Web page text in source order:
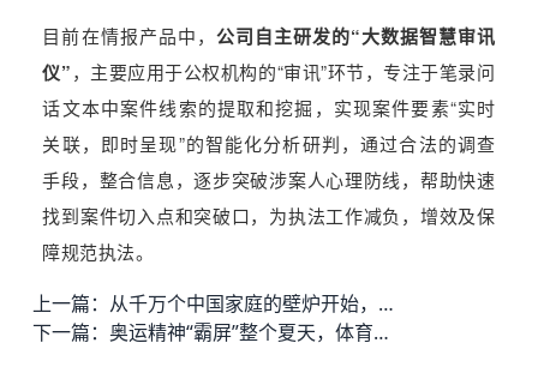
目前在情报产品中， 公司自主研发的“大数据智慧审讯
仪”，主要应用于公权机构的“审讯”环节，专注于笔录问
话文本中案件线索的提取和挖掘，实现案件要素“实时
关联，即时呈现”的智能化分析研判，通过合法的调查
手段，整合信息，逐步突破涉案人心理防线，帮助快速
找到案件切入点和突破口，为执法工作减负，增效及保
障规范执法。
上一篇：
从千万个中国家庭的壁炉开始，擎火传递诗与远方
下一篇：
奥运精神“霸屏”整个夏天，体育短视频风口来了！